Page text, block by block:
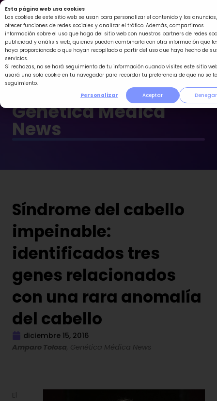
Esta página web usa cookies
Las cookies de este sitio web se usan para personalizar el contenido y los anuncios,
ofrecer funciones de redes sociales y analizar el tráfico. Además, compartimos
información sobre el uso que haga del sitio web con nuestros partners de redes
publicidad y análisis web, quienes pueden combinarla con otra información que
haya proporcionado o que hayan recopilado a partir del uso que haya hecho de
servicios.
Si rechazas, no se hará seguimiento de tu información cuando visites este sitio
usará una sola cookie en tu navegador para recordar tu preferencia de que no se
seguimiento.
Personalizar
Aceptar Denegar
Ir
al
contenido
Genética Médica
News
Síndrome del cabello
impeinable:
identificados tres
genes relacionados
con una rara anomalía
del cabello
diciembre 15, 2016
Amparo Tolosa, Genética Médica News
El